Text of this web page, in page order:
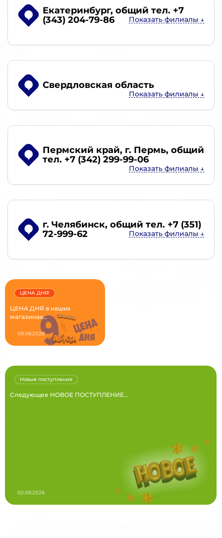
Екатеринбург, общий тел. +7
(343) 204-79-86
Свердловская область
Пермский край, г. Пермь, общий
тел. +7 (342) 299-99-06
г. Челябинск, общий тел. +7 (351)
72-999-62
ЦЕНА ДНЯ в наших
магазинах...
ЦЕНА ДНЯ!
09.08.2026
Следующее НОВОЕ ПОСТУПЛЕНИЕ...
Новые поступления
02.08.2026